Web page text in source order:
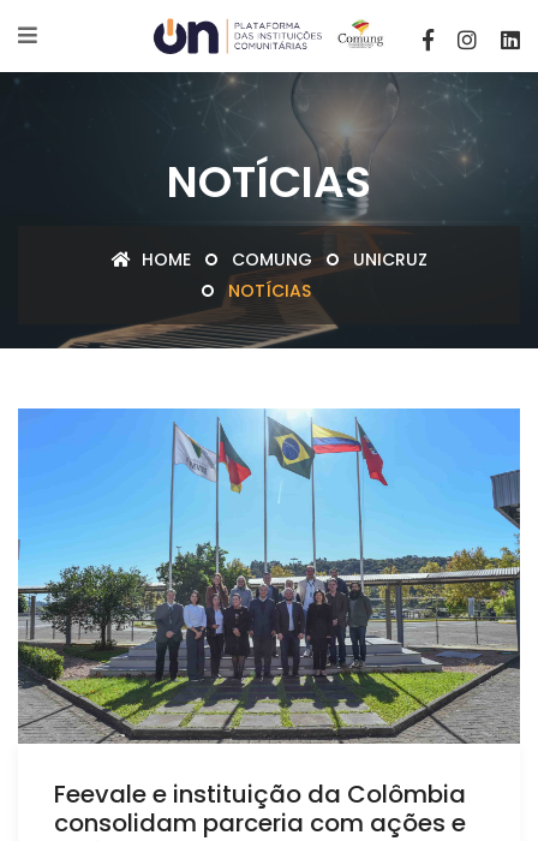
NOTÍCIAS
HOME COMUNG
UNICRUZ
NOTÍCIAS
Feevale e instituição da Colômbia
consolidam parceria com ações e